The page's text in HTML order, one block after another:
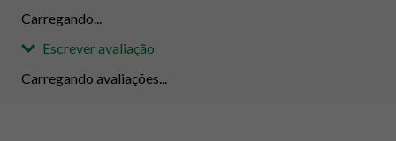
Carregando...
Escrever avaliação
Carregando avaliações...